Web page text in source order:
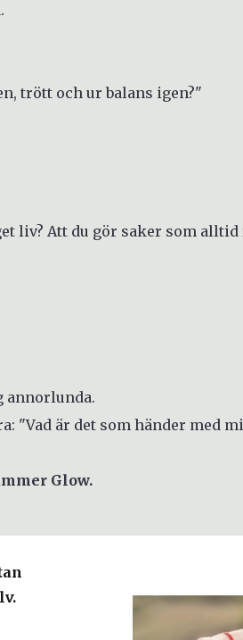
trött och ur balans igen?"
liv? Att du gör saker som
annorlunda.
"Vad är det som händer med
Glow.